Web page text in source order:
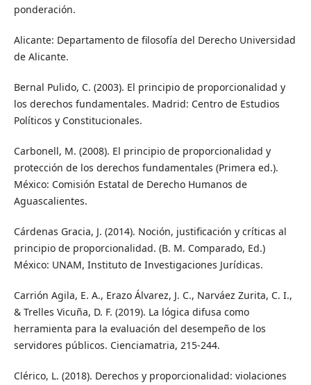
ponderación.
Alicante: Departamento de filosofía del Derecho Universidad
de Alicante.
Bernal Pulido, C. (2003). El principio de proporcionalidad y
los derechos fundamentales. Madrid: Centro de Estudios
Políticos y Constitucionales.
Carbonell, M. (2008). El principio de proporcionalidad y
protección de los derechos fundamentales (Primera ed.).
México: Comisión Estatal de Derecho Humanos de
Aguascalientes.
Cárdenas Gracia, J. (2014). Noción, justificación y críticas al
principio de proporcionalidad. (B. M. Comparado, Ed.)
México: UNAM, Instituto de Investigaciones Jurídicas.
Carrión Agila, E. A., Erazo Álvarez, J. C., Narváez Zurita, C. I.,
& Trelles Vicuña, D. F. (2019). La lógica difusa como
herramienta para la evaluación del desempeño de los
servidores públicos. Cienciamatria, 215-244.
Clérico, L. (2018). Derechos y proporcionalidad: violaciones